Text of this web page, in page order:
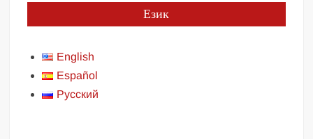
Език
English
Español
Русский